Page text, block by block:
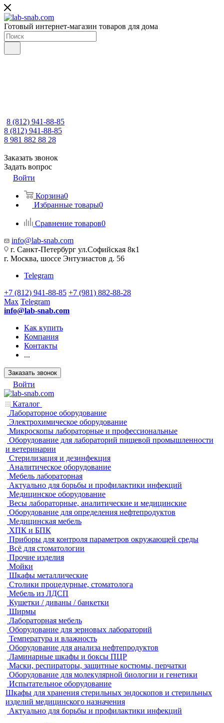
Готовый интернет-магазин товаров для дома
8 (812) 941-88-85
8 (812) 941-88-85
8 981 882 88 28
Заказать звонок
Задать вопрос
Войти
Корзина0
Избранные товары0
Сравнение товаров0
info@lab-snab.com
г. Санкт-Петербург ул.Софийская 8к1
г. Москва, шоссе Энтузиастов д. 56
Telegram
+7 (812) 941-88-85 +7 (981) 882-88-28
Max Telegram
info@lab-snab.com
Как купить
Компания
Контакты
...
Заказать звонок
Войти
Каталог
Лабораторное оборудование
Электрохимическое оборудование
Микроскопы лабораторные и профессиональные
Оборудование для лабораторий пищевой промышленности
и ветеринарии
Стерилизация и дезинфекция
Аналитическое оборудование
Мебель лабораторная
Актуально для борьбы и профилактики инфекций
Медицинское оборудование
Весы лабораторные, аналитические и медицинские
Оборудование для определения нефтепродуктов
Медицинская мебель
ХПК и БПК
Приборы для контроля параметров окружающей среды
Всё для стоматологии
Прочие изделия
Мойки
Шкафы металлические
Столики процедурные, стоматолога
Мебель из ЛДСП
Кушетки / диваны / банкетки
Ширмы
Лабораторная мебель
Оборудование для зерновых лабораторий
Температура и влажность
Оборудование для анализа нефтепродуктов
Ламинарные шкафы и боксы ПЦР
Маски, респираторы, защитные костюмы, перчатки
Оборудование для молекулярной биологии и генетики
Испытательное оборудование
Шкафы для хранения стерильных эндоскопов и стерильных
изделий медицинского назначения
Актуально для борьбы и профилактики инфекций